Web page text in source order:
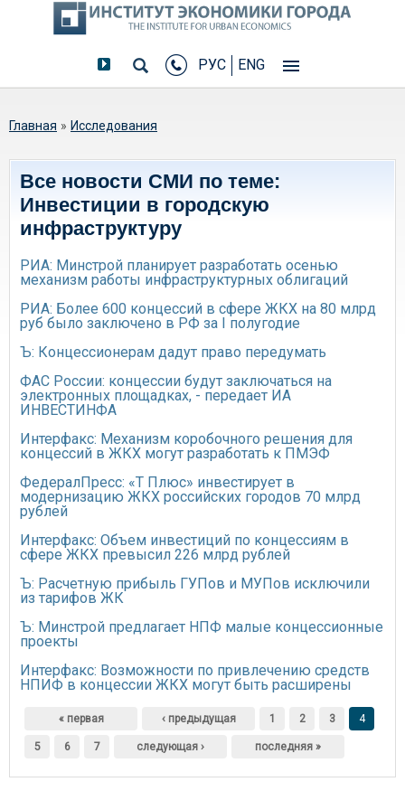
РУС ENG
Вы здесь
Главная » Исследования
Все новости СМИ по теме:
Инвестиции в городскую
инфраструктуру
РИА: Минстрой планирует разработать осенью
механизм работы инфраструктурных облигаций
РИА: Более 600 концессий в сфере ЖКХ на 80 млрд
руб было заключено в РФ за I полугодие
Ъ: Концессионерам дадут право передумать
ФАС России: концессии будут заключаться на
электронных площадках, - передает ИА
ИНВЕСТИНФА
Интерфакс: Механизм коробочного решения для
концессий в ЖКХ могут разработать к ПМЭФ
ФедералПресс: «Т Плюс» инвестирует в
модернизацию ЖКХ российских городов 70 млрд
рублей
Интерфакс: Объем инвестиций по концессиям в
сфере ЖКХ превысил 226 млрд рублей
Ъ: Расчетную прибыль ГУПов и МУПов исключили
из тарифов ЖК
Ъ: Минстрой предлагает НПФ малые концессионные
проекты
Интерфакс: Возможности по привлечению средств
НПИФ в концессии ЖКХ могут быть расширены
Страницы
« первая ‹ предыдущая 1 2 3 4
5 6 7 следующая › последняя »